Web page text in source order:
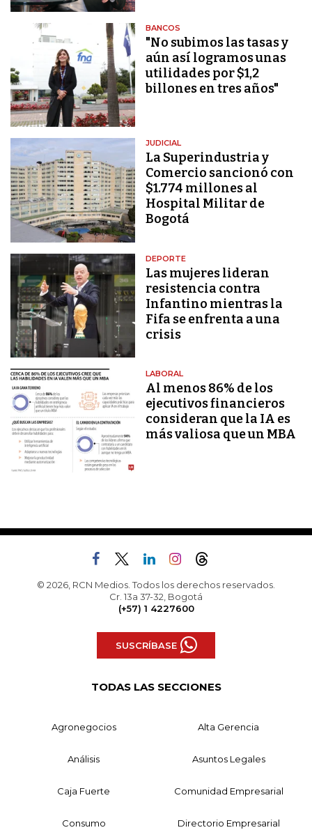
BANCOS
"No subimos las tasas y
aún así logramos unas
utilidades por $1,2
billones en tres años"
JUDICIAL
La Superindustria y
Comercio sancionó con
$1.774 millones al
Hospital Militar de
Bogotá
DEPORTE
Las mujeres lideran
resistencia contra
Infantino mientras la
Fifa se enfrenta a una
crisis
LABORAL
Al menos 86% de los
ejecutivos financieros
consideran que la IA es
más valiosa que un MBA
© 2026, RCN Medios. Todos los derechos reservados.
Cr. 13a 37-32, Bogotá
(+57) 1 4227600
SUSCRÍBASE
TODAS LAS SECCIONES
Agronegocios Alta Gerencia
Análisis Asuntos Legales
Caja Fuerte Comunidad Empresarial
Consumo Directorio Empresarial